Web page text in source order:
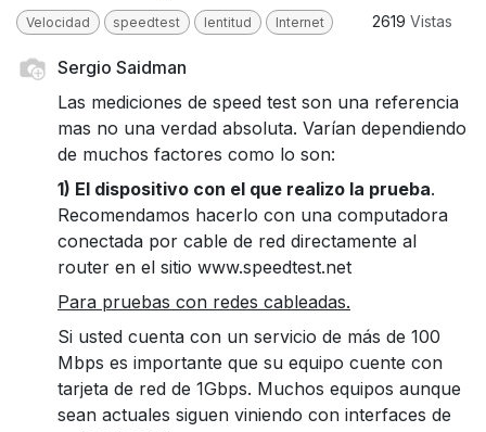
Velocidad speedtest lentitud Internet 2619 Vistas
Sergio Saidman
Las mediciones de speed test son una referencia
mas no una verdad absoluta. Varían dependiendo
de muchos factores como lo son:
1) El dispositivo con el que realizo la prueba.
Recomendamos hacerlo con una computadora
conectada por cable de red directamente al
router en el sitio www.speedtest.net
Para pruebas con redes cableadas.
Si usted cuenta con un servicio de más de 100
Mbps es importante que su equipo cuente con
tarjeta de red de 1Gbps. Muchos equipos aunque
sean actuales siguen viniendo con interfaces de